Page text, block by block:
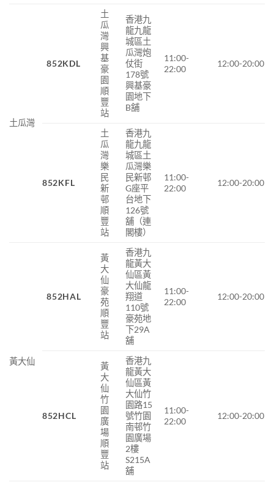
土瓜灣
852KDL
土
瓜
灣
興
基
豪
園
順
豐
站
香港九
龍九龍
城區土
瓜灣炮
仗街
178號
興基豪
園地下
B舖
11:00-
22:00
12:00-20:00
852KFL
土
瓜
灣
樂
民
新
邨
順
豐
站
香港九
龍九龍
城區土
瓜灣樂
民新邨
G座平
台地下
126號
舖（連
閣樓）
11:00-
22:00
12:00-20:00
黃大仙
852HAL
黃
大
仙
豪
苑
順
豐
站
香港九
龍黃大
仙區黃
大仙龍
翔道
110號
豪苑地
下29A
舖
11:00-
22:00
12:00-20:00
852HCL
黃
大
仙
竹
園
廣
場
順
豐
站
香港九
龍黃大
仙區黃
大仙竹
園路15
號竹園
南邨竹
園廣場
2樓
S215A
舖
11:00-
22:00
12:00-20:00